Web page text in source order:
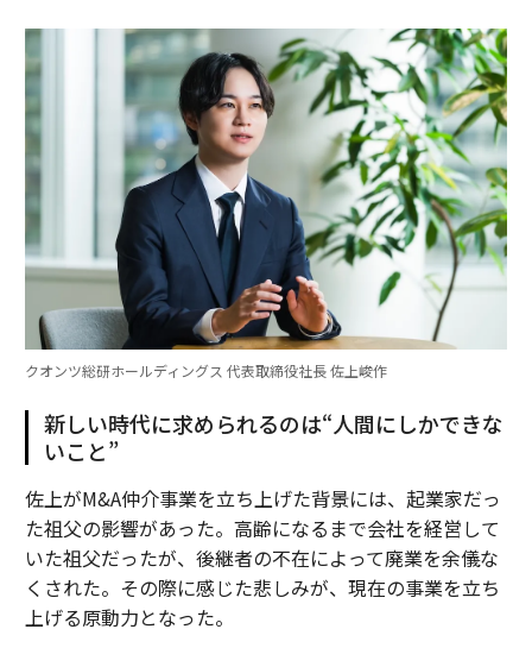
クオンツ総研ホールディングス 代表取締役社長 佐上峻作
新しい時代に求められるのは“人間にしかできな
いこと”
佐上がM&A仲介事業を立ち上げた背景には、起業家だっ
た祖父の影響があった。高齢になるまで会社を経営して
いた祖父だったが、後継者の不在によって廃業を余儀な
くされた。その際に感じた悲しみが、現在の事業を立ち
上げる原動力となった。